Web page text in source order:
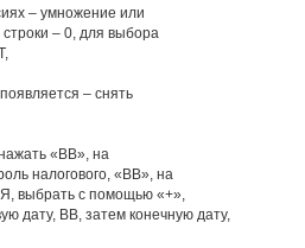
– умножение или
– 0, для выбора
– снять
«ВВ», на
налогового, «ВВ», на
выбрать с помощью «+»,
дату, ВВ, затем конечную дату,